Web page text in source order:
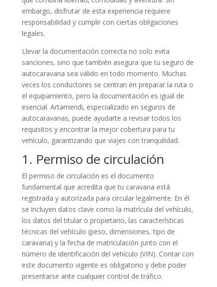
embargo, disfrutar de esta experiencia requiere
responsabilidad y cumplir con ciertas obligaciones
legales.
Llevar la documentación correcta no solo evita
sanciones, sino que también asegura que tu seguro de
autocaravana sea válido en todo momento. Muchas
veces los conductores se centran en preparar la ruta o
el equipamiento, pero la documentación es igual de
esencial. Artamendi, especializado en seguros de
autocaravanas, puede ayudarte a revisar todos los
requisitos y encontrar la mejor cobertura para tu
vehículo, garantizando que viajes con tranquilidad.
1. Permiso de circulación
El permiso de circulación es el documento
fundamental que acredita que tu caravana está
registrada y autorizada para circular legalmente. En él
se incluyen datos clave como la matrícula del vehículo,
los datos del titular o propietario, las características
técnicas del vehículo (peso, dimensiones, tipo de
caravana) y la fecha de matriculación junto con el
número de identificación del vehículo (VIN). Contar con
este documento vigente es obligatorio y debe poder
presentarse ante cualquier control de tráfico.